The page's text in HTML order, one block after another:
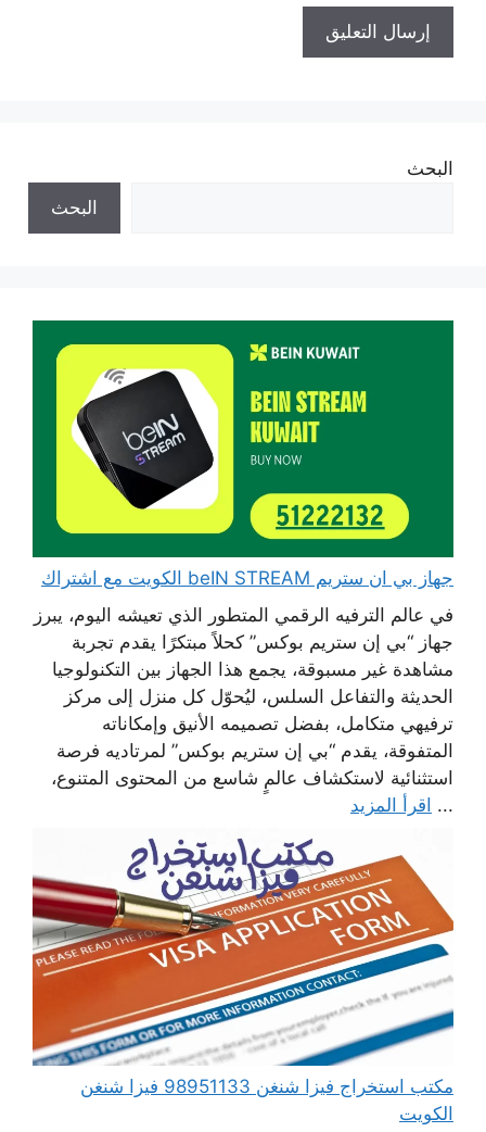
البحث
البحث
جهاز بي ان ستريم beIN STREAM الكويت مع اشتراك
في عالم الترفيه الرقمي المتطور الذي تعيشه اليوم، يبرز
جهاز “بي إن ستريم بوكس” كحلاً مبتكرًا يقدم تجربة
مشاهدة غير مسبوقة، يجمع هذا الجهاز بين التكنولوجيا
الحديثة والتفاعل السلس، ليُحوّل كل منزل إلى مركز
ترفيهي متكامل، بفضل تصميمه الأنيق وإمكاناته
المتفوقة، يقدم “بي إن ستريم بوكس” لمرتاديه فرصة
استثنائية لاستكشاف عالمٍ شاسع من المحتوى المتنوع،
... اقرأ المزيد
مكتب استخراج فيزا شنغن 98951133 فيزا شنغن
الكويت